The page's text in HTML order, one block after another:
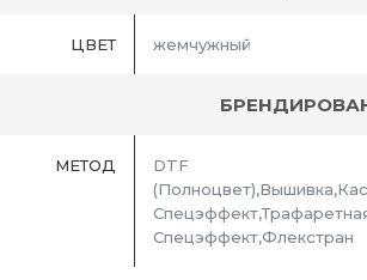
ЦВЕТ жемчужный
МЕТОД
DTF
Спецэффект,Флекстран